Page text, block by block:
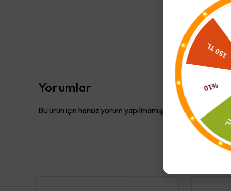
Yorumlar
Bu ürün için henüz yorum yapılmamış.